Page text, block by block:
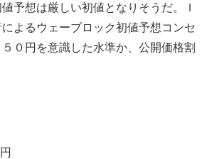
予想は厳しい初値となりそうだ。Ｉ
よるウェーブロック初値予想コンセ
０円を意識した水準か、公開価格割